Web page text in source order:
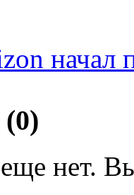
начал
нет.